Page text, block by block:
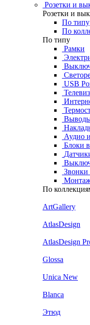
Розетки и
Розетки и
По типу
По
По типу
Рамки
USB
Выводы
Аудио
Блоки
Звонки
По
ArtGallery
AtlasDesign
AtlasDesign
Glossa
Unica New
Blanca
Этюд